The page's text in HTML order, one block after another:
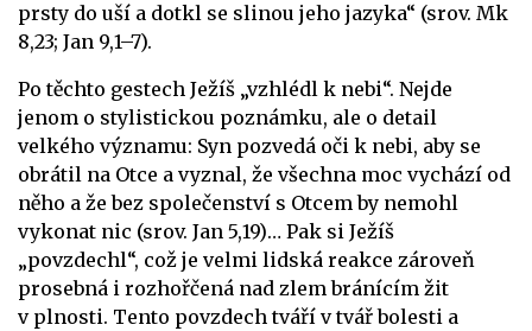
prsty do uší a dotkl se slinou jeho jazyka“ (srov. Mk
8,23; Jan 9,1–7).
Po těchto gestech Ježíš „vzhlédl k nebi“. Nejde
jenom o stylistickou poznámku, ale o detail
velkého významu: Syn pozvedá oči k nebi, aby se
obrátil na Otce a vyznal, že všechna moc vychází od
něho a že bez společenství s Otcem by nemohl
vykonat nic (srov. Jan 5,19)… Pak si Ježíš
„povzdechl“, což je velmi lidská reakce zároveň
prosebná i rozhořčená nad zlem bránícím žit
v plnosti. Tento povzdech tváří v tvář bolesti a